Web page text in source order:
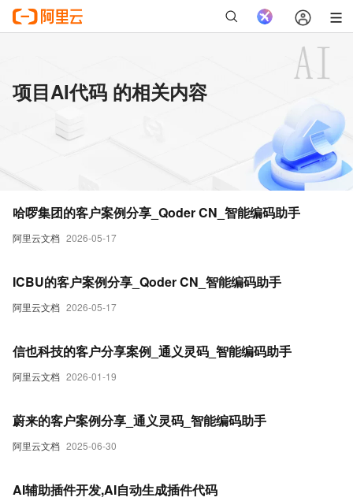
项目AI代码 的相关内容
阿里云文档 2026-05-17
哈啰集团的客户案例分享_Qoder CN_智能编码助手
阿里云文档 2026-05-17
ICBU的客户案例分享_Qoder CN_智能编码助手
阿里云文档 2026-01-19
信也科技的客户分享案例_通义灵码_智能编码助手
阿里云文档 2025-06-30
蔚来的客户案例分享_通义灵码_智能编码助手
AI辅助插件开发,AI自动生成插件代码